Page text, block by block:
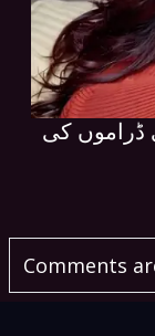
ڈراموں کی
Comments